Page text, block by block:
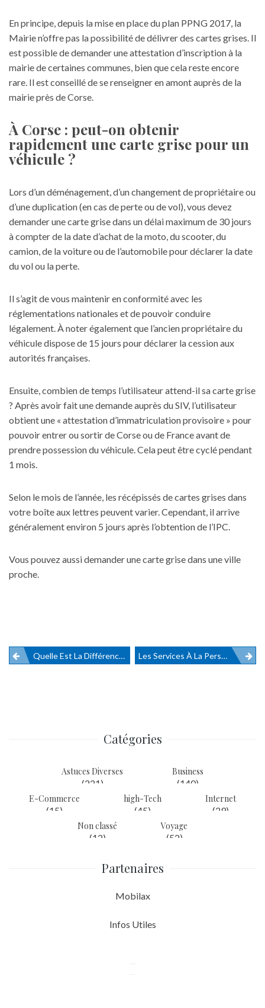
En principe, depuis la mise en place du plan PPNG 2017, la
Mairie n’offre pas la possibilité de délivrer des cartes grises. Il
est possible de demander une attestation d’inscription à la
mairie de certaines communes, bien que cela reste encore
rare. Il est conseillé de se renseigner en amont auprès de la
mairie près de Corse.
À Corse : peut-on obtenir
rapidement une carte grise pour un
véhicule ?
Lors d’undéménagement, d’un changement de propriétaire ou
d’une duplication (en cas de perte ou de vol), vous devez
demander une carte grise dans un délai maximum de 30 jours
à compter de la date d’achat de la moto, du scooter, du
camion, de la voiture ou de l’automobile pour déclarer la date
du vol ou la perte.
Il s’agit de vous maintenir en conformité avec les
réglementations nationales et de pouvoir conduire
légalement. À noter également que l’ancien propriétaire du
véhicule dispose de 15 jours pour déclarer la cession aux
autorités françaises.
Ensuite, combien de temps l’utilisateur attend-il sa carte grise
? Après avoir fait une demande auprès du SIV, l’utilisateur
obtient une « attestation d’immatriculation provisoire » pour
pouvoir entrer ou sortir de Corse ou de France avant de
prendre possession du véhicule. Cela peut être cyclé pendant
1 mois.
Selon le mois de l’année, les récépissés de cartes grises dans
votre boîte aux lettres peuvent varier. Cependant, il arrive
généralement environ 5 jours après l’obtention de l’IPC.
Vous pouvez aussi demander une carte grise dans une ville
proche.
Navigation
Quelle Est La Différence Entre Le Télétravail Et Le Travail ? Les Services À La Personne, Un Marché Toujours En Croissance
Catégories
Astuces Diverses
(221)
Business
(140)
E-Commerce
(15)
high-Tech
(45)
Internet
(29)
Non classé
(12)
Voyage
(52)
Partenaires
Mobilax
Infos Utiles